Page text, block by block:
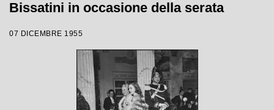
Bissatini in occasione della serata
1956 con l'opera "Norma" di Vincenzo
Bellini, diretta da Antonino Votto, con la
regia di Margherita Wallmann
07 DICEMBRE 1955